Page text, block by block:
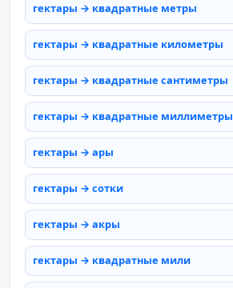
гектары → квадратные метры
гектары → квадратные километры
гектары → квадратные сантиметры
гектары → квадратные миллиметры
гектары → ары
гектары → сотки
гектары → акры
гектары → квадратные мили